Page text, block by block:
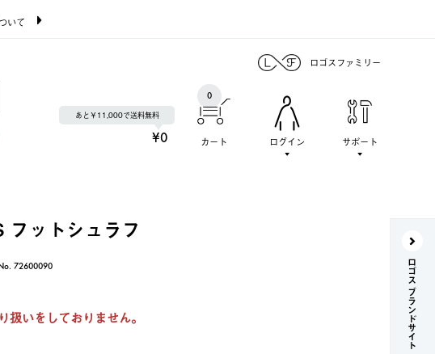
いて
ロゴスファミリー
あと￥11,000で送料無料
¥0 カート
0
ログイン サポート
フットシュラフ
No. 72600090
扱いをしておりません。 ロゴス ブランドサイト